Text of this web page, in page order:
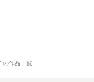
の作品一覧